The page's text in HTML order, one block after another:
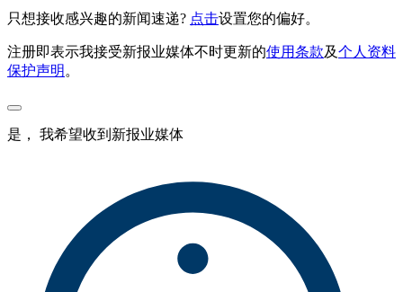
只想接收感兴趣的新闻速递? 点击设置您的偏好。
注册即表示我接受新报业媒体不时更新的使用条款及个人资料
保护声明 。
是， 我希望收到新报业媒体